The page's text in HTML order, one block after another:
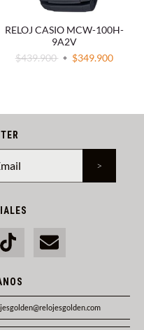
RELOJ CASIO MCW-100H-
9A2V
$439.900
$349.900